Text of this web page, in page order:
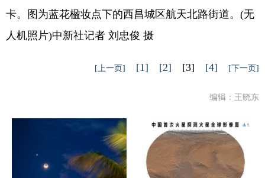
卡。图为蓝花楹妆点下的西昌城区航天北路街道。(无
人机照片)中新社记者 刘忠俊 摄
[上一页] [1] [2] [3] [4] [下一页]
编辑：王晓东